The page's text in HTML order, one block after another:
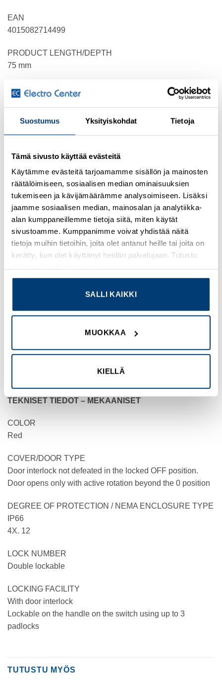
Suostumus Yksityiskohdat Tietoja
Tämä sivusto käyttää evästeitä
Käytämme evästeitä tarjoamamme sisällön ja mainosten
räätälöimiseen, sosiaalisen median ominaisuuksien
tukemiseen ja kävijämäärämme analysoimiseen. Lisäksi
jaamme sosiaalisen median, mainosalan ja analytiikka-
alan kumppaneillemme tietoja siitä, miten käytät
sivustoamme. Kumppanimme voivat yhdistää näitä
tietoja muihin tietoihin, joita olet antanut heille tai joita on
kerätty, kun olet käyttänyt heidän palvelujaan. Tutustu
SALLI KAIKKI
MUOKKAA
KIELLÄ
EAN
4015082714499
PRODUCT LENGTH/DEPTH
75 mm
PRODUCT HEIGHT
190 mm
PRODUCT WIDTH
90 mm
PRODUCT WEIGHT
0.627 kg
COMPLIANCES
IEC
UL/CSA
RoHS conform
CERTIFICATIONS
CE marking
UL (Category Control Number DIHS)
CSA (Class No. 1437-01)
TEKNISET TIEDOT – MEKAANISET
COLOR
Red
COVER/DOOR TYPE
Door interlock not defeated in the locked OFF position.
Door opens only with active rotation beyond the 0 position
DEGREE OF PROTECTION / NEMA ENCLOSURE TYPE
IP66
4X. 12
LOCK NUMBER
Double lockable
LOCKING FACILITY
With door interlock
Lockable on the handle on the switch using up to 3
padlocks
TUTUSTU MYÖS